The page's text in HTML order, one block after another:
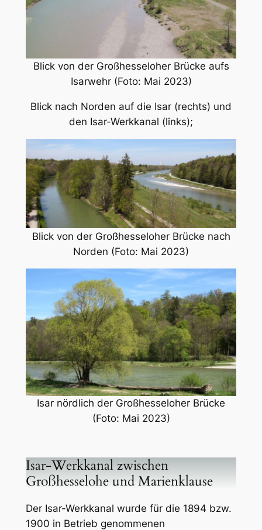
Blick von der Großhesseloher Brücke aufs
Isarwehr (Foto: Mai 2023)
Blick nach Norden auf die Isar (rechts) und
den Isar-Werkkanal (links);
Blick von der Großhesseloher Brücke nach
Norden (Foto: Mai 2023)
Isar nördlich der Großhesseloher Brücke
(Foto: Mai 2023)
Isar-Werkkanal zwischen
Großhesselohe und Marienklause
Der Isar-Werkkanal wurde für die 1894 bzw.
1900 in Betrieb genommenen